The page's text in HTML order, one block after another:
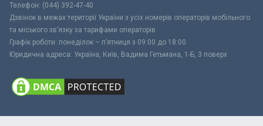
Телефон: (044) 392-47-40
Дзвінок в межах території України з усіх номерів операторів мобільного
та міського зв’язку за тарифами операторів
Графік роботи: понеділок – п’ятниця з 09:00 до 18:00
Юридична адреса: Україна, Київ, Вадима Гетьмана, 1-Б, 3 поверх